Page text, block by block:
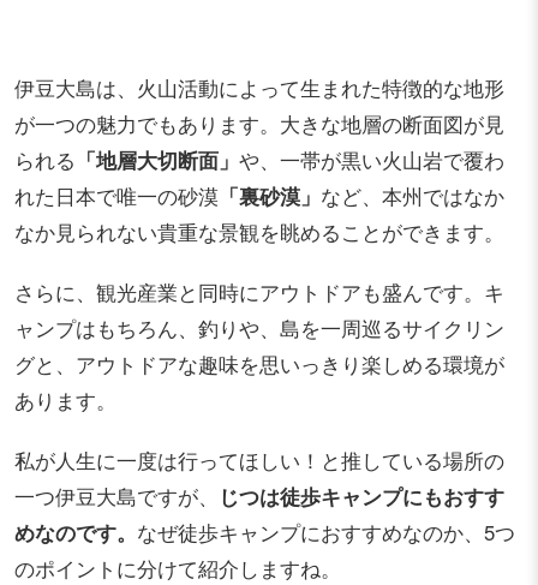
伊豆大島は、火山活動によって生まれた特徴的な地形
が一つの魅力でもあります。大きな地層の断面図が見
られる 「地層大切断面」 や、一帯が黒い火山岩で覆わ
れた日本で唯一の砂漠 「裏砂漠」 など、本州ではなか
なか見られない貴重な景観を眺めることができます。
さらに、観光産業と同時にアウトドアも盛んです。キ
ャンプはもちろん、釣りや、島を一周巡るサイクリン
グと、アウトドアな趣味を思いっきり楽しめる環境が
あります。
私が人生に一度は行ってほしい！と推している場所の
一つ伊豆大島ですが、
じつは徒歩キャンプにもおすす
めなのです。 なぜ徒歩キャンプにおすすめなのか、5つ
のポイントに分けて紹介しますね。